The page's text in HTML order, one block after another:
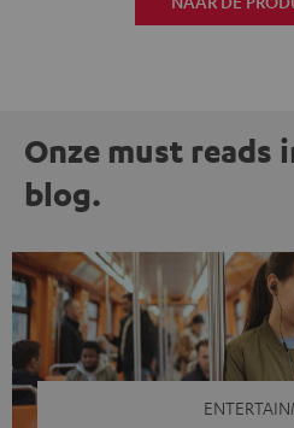
Onze must reads
blog.